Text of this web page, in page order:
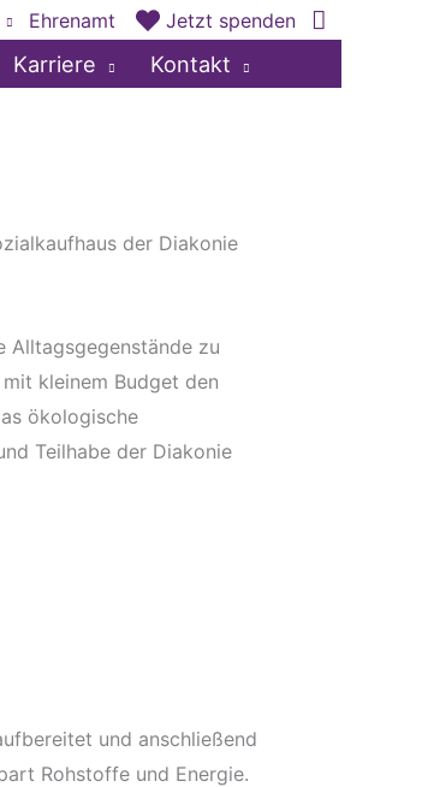
Ehrenamt Jetzt spenden
Karriere Kontakt
der Diakonie
Alltagsgegenstände zu
kleinem Budget den
ökologische
Teilhabe der Diakonie
und anschließend
Rohstoffe und Energie.